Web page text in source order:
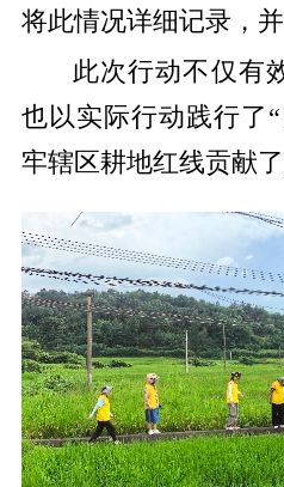
将此情况详细记录，
此次行动不仅有
也以实际行动践行了
牢辖区耕地红线贡献了